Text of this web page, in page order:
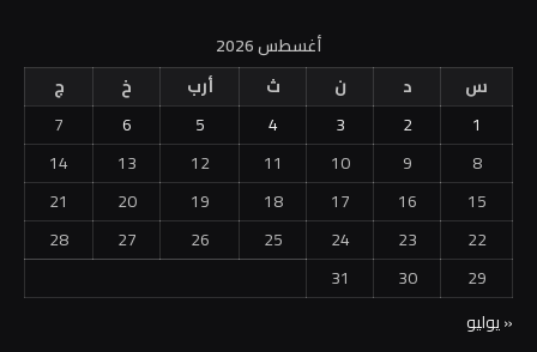
أغسطس 2026
س
د ن ث أرب خ
ج
1
2
3
4
5
6
7
8
9
10
11
12
13
14
15
16
17
18
19
20
21
22
23
24
25
26
27
28
29
30
31
« يوليو